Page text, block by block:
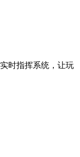
时指挥系统，让玩